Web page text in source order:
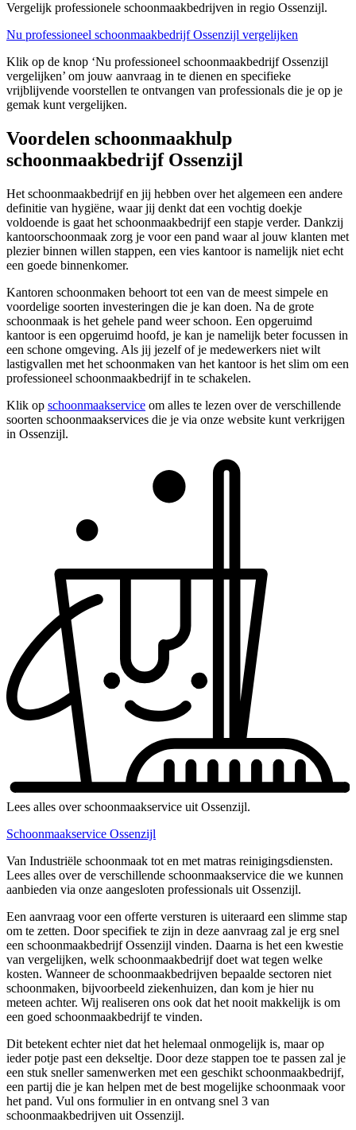
Vergelijk professionele schoonmaakbedrijven in regio Ossenzijl.
Nu professioneel schoonmaakbedrijf Ossenzijl vergelijken
Klik op de knop ‘Nu professioneel schoonmaakbedrijf Ossenzijl
vergelijken’ om jouw aanvraag in te dienen en specifieke
vrijblijvende voorstellen te ontvangen van professionals die je op je
gemak kunt vergelijken.
Voordelen schoonmaakhulp
schoonmaakbedrijf Ossenzijl
Het schoonmaakbedrijf en jij hebben over het algemeen een andere
definitie van hygiëne, waar jij denkt dat een vochtig doekje
voldoende is gaat het schoonmaakbedrijf een stapje verder. Dankzij
kantoorschoonmaak zorg je voor een pand waar al jouw klanten met
plezier binnen willen stappen, een vies kantoor is namelijk niet echt
een goede binnenkomer.
Kantoren schoonmaken behoort tot een van de meest simpele en
voordelige soorten investeringen die je kan doen. Na de grote
schoonmaak is het gehele pand weer schoon. Een opgeruimd
kantoor is een opgeruimd hoofd, je kan je namelijk beter focussen in
een schone omgeving. Als jij jezelf of je medewerkers niet wilt
lastigvallen met het schoonmaken van het kantoor is het slim om een
professioneel schoonmaakbedrijf in te schakelen.
Klik op schoonmaakservice om alles te lezen over de verschillende
soorten schoonmaakservices die je via onze website kunt verkrijgen
in Ossenzijl.
Lees alles over schoonmaakservice uit Ossenzijl.
Schoonmaakservice Ossenzijl
Van Industriële schoonmaak tot en met matras reinigingsdiensten.
Lees alles over de verschillende schoonmaakservice die we kunnen
aanbieden via onze aangesloten professionals uit Ossenzijl.
Een aanvraag voor een offerte versturen is uiteraard een slimme stap
om te zetten. Door specifiek te zijn in deze aanvraag zal je erg snel
een schoonmaakbedrijf Ossenzijl vinden. Daarna is het een kwestie
van vergelijken, welk schoonmaakbedrijf doet wat tegen welke
kosten. Wanneer de schoonmaakbedrijven bepaalde sectoren niet
schoonmaken, bijvoorbeeld ziekenhuizen, dan kom je hier nu
meteen achter. Wij realiseren ons ook dat het nooit makkelijk is om
een goed schoonmaakbedrijf te vinden.
Dit betekent echter niet dat het helemaal onmogelijk is, maar op
ieder potje past een dekseltje. Door deze stappen toe te passen zal je
een stuk sneller samenwerken met een geschikt schoonmaakbedrijf,
een partij die je kan helpen met de best mogelijke schoonmaak voor
het pand. Vul ons formulier in en ontvang snel 3 van
schoonmaakbedrijven uit Ossenzijl.